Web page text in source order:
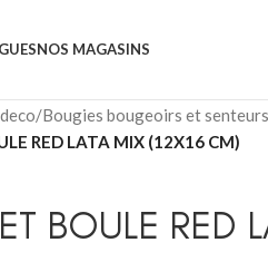
NOS MAGASINS
/Bougies bougeoirs et senteurs
RED LATA MIX (12X16 CM)
BOULE RED